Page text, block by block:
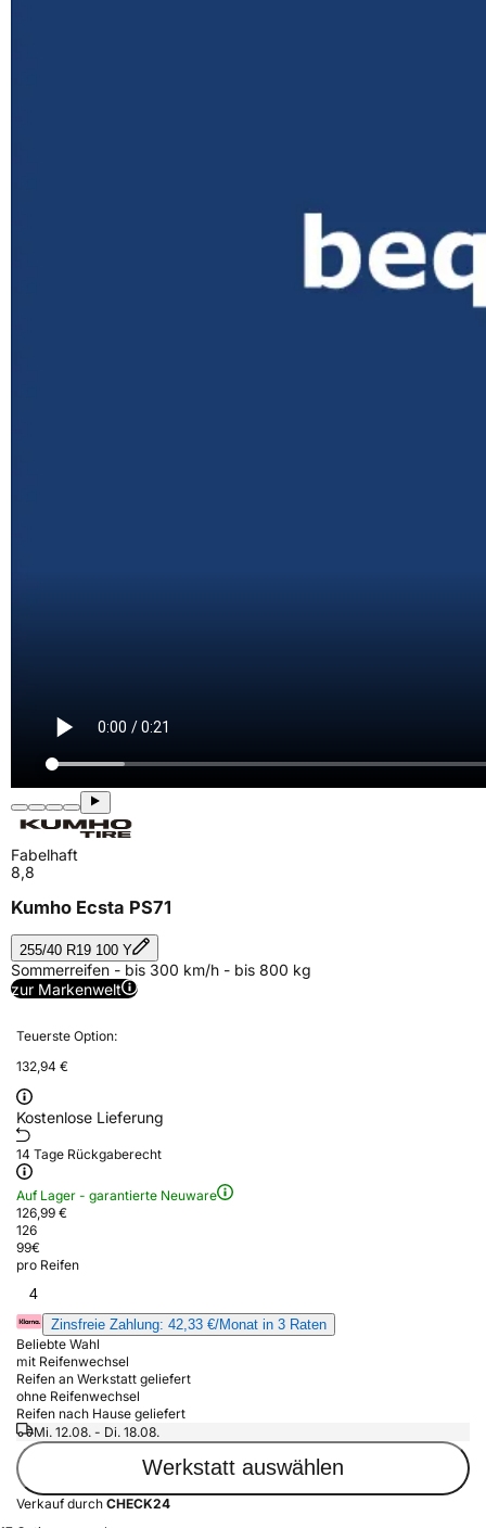
Fabelhaft
8,8
Kumho Ecsta PS71
255/40 R19 100 Y
Sommerreifen - bis 300 km/h - bis 800 kg
zur Markenwelt
Teuerste Option:
132,94 €
Kostenlose Lieferung
14 Tage Rückgaberecht
Auf Lager - garantierte Neuware
126,99 €
126
99€
pro Reifen
4
Zinsfreie Zahlung: 42,33 €/Monat in 3 Raten
Beliebte Wahl
mit Reifenwechsel
Reifen an Werkstatt geliefert
ohne Reifenwechsel
Reifen nach Hause geliefert
Mi. 12.08. - Di. 18.08.
Werkstatt auswählen
Verkauf durch CHECK24